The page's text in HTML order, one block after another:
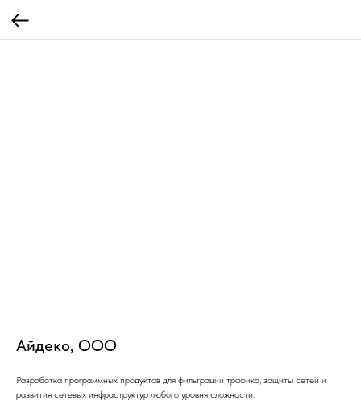
Айдеко, ООО
Разработка программных продуктов для фильтрации трафика, защиты сетей и
развития сетевых инфраструктур любого уровня сложности.